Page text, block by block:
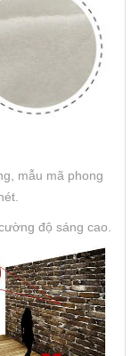
mẫu mã phong
độ sáng cao.